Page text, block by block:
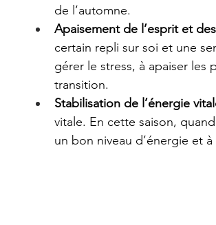
de l’automne.
Apaisement de l’esprit et
certain repli sur soi et une
gérer le stress, à apaiser les
transition.
Stabilisation de l’énergie
vitale. En cette saison,
un bon niveau d’énergie et